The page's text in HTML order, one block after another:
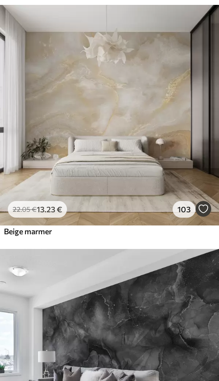
22.05€13.23€ 103
Beige marmer